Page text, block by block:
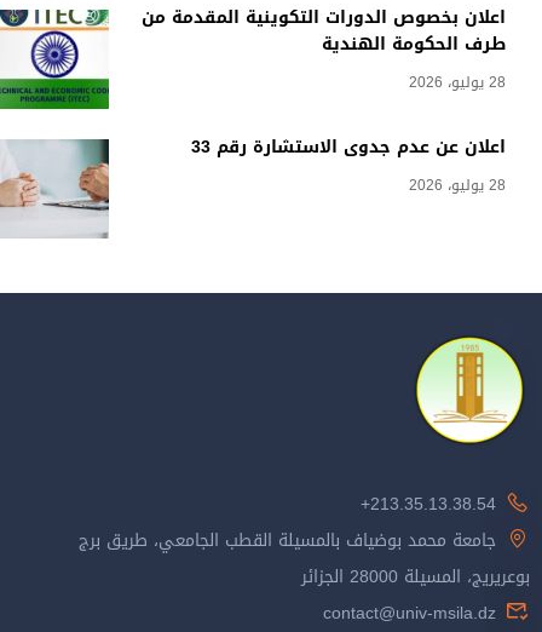
اعلان بخصوص الدورات التكوينية المقدمة من
طرف الحكومة الهندية
28 يوليو، 2026
اعلان عن عدم جدوى الاستشارة رقم 33
28 يوليو، 2026
213.35.13.38.54+
جامعة محمد بوضياف بالمسيلة القطب الجامعي، طريق برج
بوعريريج، المسيلة 28000 الجزائر
contact@univ-msila.dz